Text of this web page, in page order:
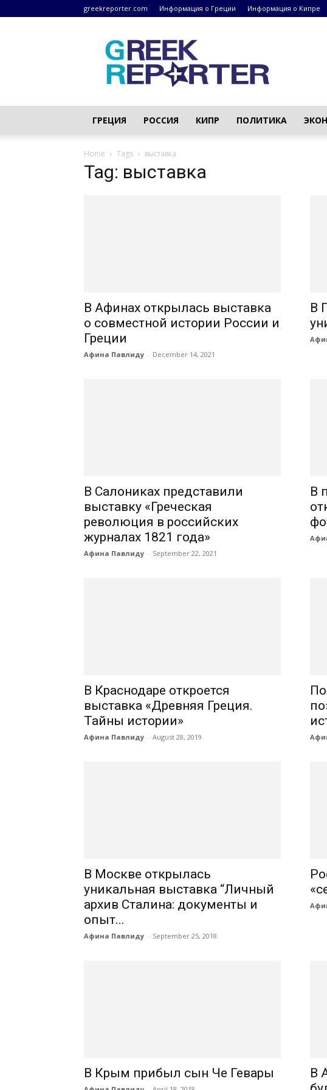
greekreporter.com Информация о Греции Информация о Кипре
Греческие
новости
–
greekreporter.com
ГРЕЦИЯ РОССИЯ КИПР ПОЛИТИКА
Home Tags выставка
Tag: выставка
В Афинах открылась выставка
о совместной истории России и
Греции
Афина Павлиду - December 14, 2021
В
В Салониках представили
выставку «Греческая
революция в российских
журналах 1821 года»
Афина Павлиду - September 22, 2021
В
В Краснодаре откроется
выставка «Древняя Греция.
Тайны истории»
Афина Павлиду - August 28, 2019
В Москве открылась
уникальная выставка “Личный
архив Сталина: документы и
опыт...
Афина Павлиду - September 25, 2018
В Крым прибыл сын Че Гевары
В